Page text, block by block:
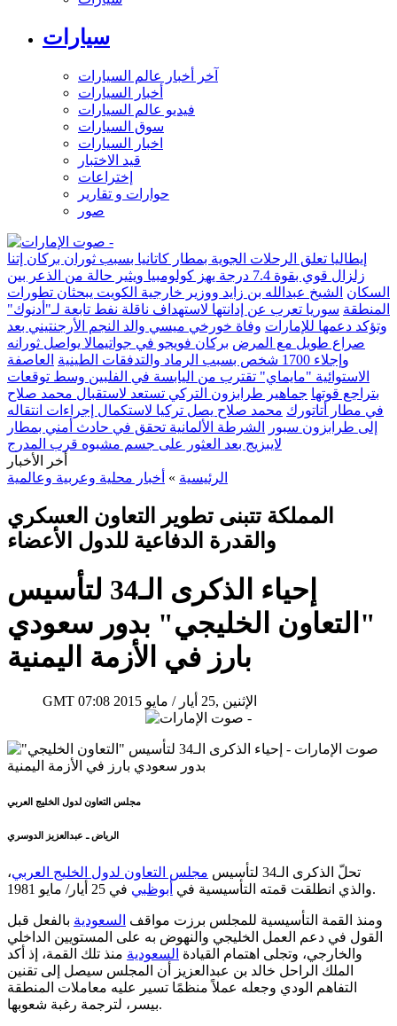
سيارات
آخر أخبار عالم السيارات
أخبار السيارات
فيديو عالم السيارات
سوق السيارات
اخبار السيارات
قيد الاختبار
إختراعات
حوارات و تقارير
صور
إيطاليا تعلق الرحلات الجوية بمطار كاتانيا بسبب ثوران بركان إتنا
زلزال قوي بقوة 7.4 درجة يهز كولومبيا ويثير حالة من الذعر بين
السكان الشيخ عبدالله بن زايد ووزير خارجية الكويت يبحثان تطورات
المنطقة سوريا تعرب عن إدانتها لاستهداف ناقلة نفط تابعة لـ"أدنوك"
وتؤكد دعمها للإمارات وفاة خورخي ميسي والد النجم الأرجنتيني بعد
صراع طويل مع المرض بركان فويجو في جواتيمالا يواصل ثورانه
وإجلاء 1700 شخص بسبب الرماد والتدفقات الطينية
العاصفة
الاستوائية "مايماي" تقترب من اليابسة في الفلبين وسط توقعات
بتراجع قوتها جماهير طرابزون التركي تستعد لاستقبال محمد صلاح
في مطار أتاتورك محمد صلاح يصل تركيا لاستكمال إجراءات انتقاله
إلى طرابزون سبور
الشرطة الألمانية تحقق في حادث أمني بمطار
لايبزيج بعد العثور على جسم مشبوه قرب المدرج
أخر الأخبار
الرئيسية » أخبار محلية وعربية وعالمية
المملكة تتبنى تطوير التعاون العسكري
والقدرة الدفاعية للدول الأعضاء
إحياء الذكرى الـ34 لتأسيس
"التعاون الخليجي" بدور سعودي
بارز في الأزمة اليمنية
GMT 07:08 2015 الإثنين ,25 أيار / مايو
مجلس التعاون لدول الخليج العربي
الرياض ـ عبدالعزيز الدوسري
تحلّ الذكرى الـ34 لتأسيس مجلس التعاون لدول الخليج العربي،
والذي انطلقت قمته التأسيسية في أبوظبي في 25 أيار/ مايو 1981.
ومنذ القمة التأسيسية للمجلس برزت مواقف السعودية بالفعل قبل
القول في دعم العمل الخليجي والنهوض به على المستويين الداخلي
والخارجي، وتجلى اهتمام القيادة السعودية منذ تلك القمة، إذ أكد
الملك الراحل خالد بن عبدالعزيز أن المجلس سيصل إلى تقنين
التفاهم الودي وجعله عملاً منظمًا تسير عليه معاملات المنطقة
بيسر، لترجمة رغبة شعوبها.